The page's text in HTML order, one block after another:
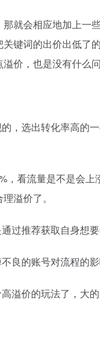
就会相应地加上一
键词的出价出低了
价，也是没有什么
，选出转化率高的
看流量是不是会
溢价了。
过推荐获取自身想
良的账号对流程的影
溢价的玩法了，大